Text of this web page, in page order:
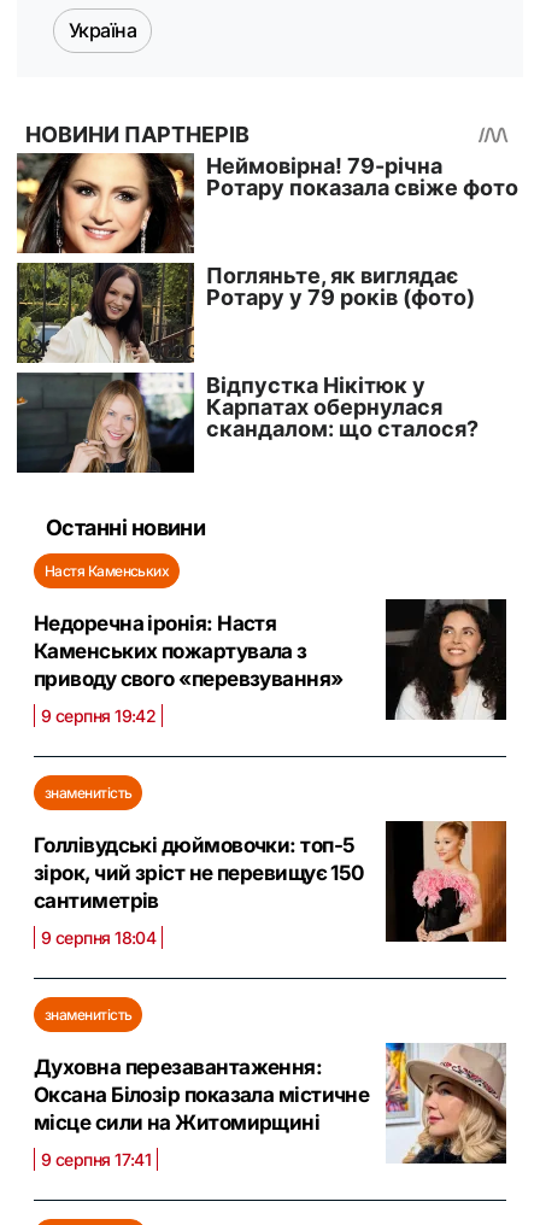
Україна
Останні новини
Настя Каменських
Недоречна іронія: Настя
Каменських пожартувала з
приводу свого «перевзування»
9 серпня 19:42
знаменитість
Голлівудські дюймовочки: топ-5
зірок, чий зріст не перевищує 150
сантиметрів
9 серпня 18:04
знаменитість
Духовна перезавантаження:
Оксана Білозір показала містичне
місце сили на Житомирщині
9 серпня 17:41